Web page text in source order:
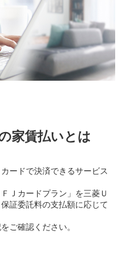
家賃払いとは
ードで決済できるサービス
Ｊカードプラン」を三菱Ｕ
証委託料の支払額に応じて
ご確認ください。